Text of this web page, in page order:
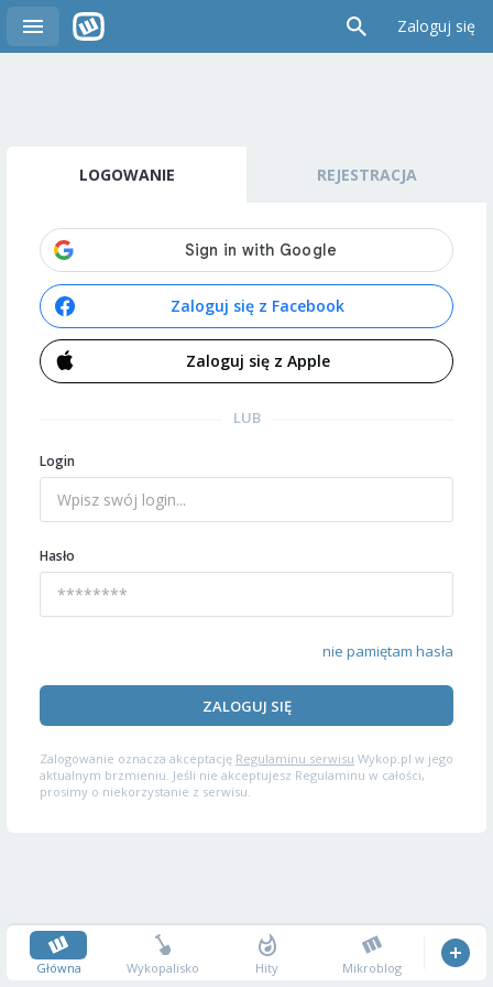
Zaloguj się
LOGOWANIE REJESTRACJA
Zaloguj się z Facebook
Zaloguj się z Apple
LUB
Login
Hasło
nie pamiętam hasła
ZALOGUJ SIĘ
Zalogowanie oznacza akceptację Regulaminu serwisu Wykop.pl w jego
aktualnym brzmieniu. Jeśli nie akceptujesz Regulaminu w całości,
prosimy o niekorzystanie z serwisu.
Główna Wykopalisko Hity Mikroblog